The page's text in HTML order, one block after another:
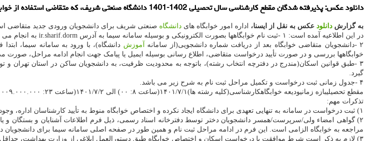
دانلود عکس: پذیرفته شدگان مقطع کارشناسی سال تحصیلی 1402-1401 دانشگاه صنعتی شریف، که متقاضی استفاده از خوابگاه هستند، می توانند بوسیله سامانه سیما به آدرس dorm.sharif.ir اقدام نمایند.
به گزارش دانلود عکس به نقل از ایسنا، اداره امور خوابگاه های دانشگاه صنعتی شریف برای دانشجویان ورودی جدید متقاضی
در این اطلاعیه آمده است: ۱ -ثبت نام خوابگاهها بصورت الکترونیکی و بوسیله سامانه سیما به آدرس ir.sharif.dorm به انجام می رسد.
۲ -دانشجویان متقاضی خوابگاه بعد از دریافت شماره دانشجویی(از سامانه
آموزش دانشگاه)، با ورود به سامانه سیما،
خوابگاهها بررسی و در صورت تأیید درخواست متقاضی، اطلاع رسانی بوسیله ایمیل یا پیامک جهت انجام ادامه مراحل، صورت
۳ -طبق قوانین اسکان(مندرج در دفترچه انتخاب رشته)، باتوجه به محدودیت ظرفیت، به دانشجویان ساکن در استان تهران
گیرد.
۴ -جدول زمانی ثبت درخواست و تکمیل مراحل ثبت نام به شرح زیر می باشد.
مقطع تحصیلیبازه زمانیودیعه خوابگاهکارشناسی(کلیه رشته ها)۱۴۰۱/۷/۱(ساعت ۸: ۰۰) الی ۱۴۰۱/۷/۲(ساعت ۲۳: ۰۰۹.۰۰۰.۰۰۰ ریالجدول زمانی اسکان در خوابگاه در آخر پروسه ثبت نام، بوسیله سامانه به اطلاع خواهد رسید.
تذکرات مهم:
۱) ثبت درخواست در سامانه به تنهایی تعهدی برای دانشگاه ایجاد نکرده و اختصاص خوابگاه منوط به تأیید کارشناسان اداره، وجود ظرفیت خالی و تکمیل مراحل ثبت نام در بازه زمانی مجاز (جدول فوق) می باشد.
۲) گواهی امضاء ولی/سرپرست/همسر دانشجویان دختر توسط دفترخانه اسناد رسمی، ذیل فرم اطلاعات آشنایان و بستگان
مراجعه به خوابگاه الزامی است. این فرم در ادامه مراحل ثبت نام و همین طور در صفحه اصلی سامانه سیما برای دانشجویان
۳) لازم به ذکر است شرط موافقت با درخواست اسکان و اختصاص خوابگاه طبق دستورالعمل ابلاغی از وزارت بهداشت، حداقل تزریق سه دوز واکسن کووید ۱۹ می باشد.